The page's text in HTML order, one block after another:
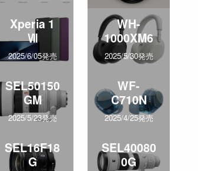
Xperia 1
Ⅶ
2025/6/05発売
WH-
1000XM6
2025/5/30発売
SEL50150
GM
2025/5/23発売
WF-
C710N
2025/4/25発売
SEL16F18
G
SEL40080
0G